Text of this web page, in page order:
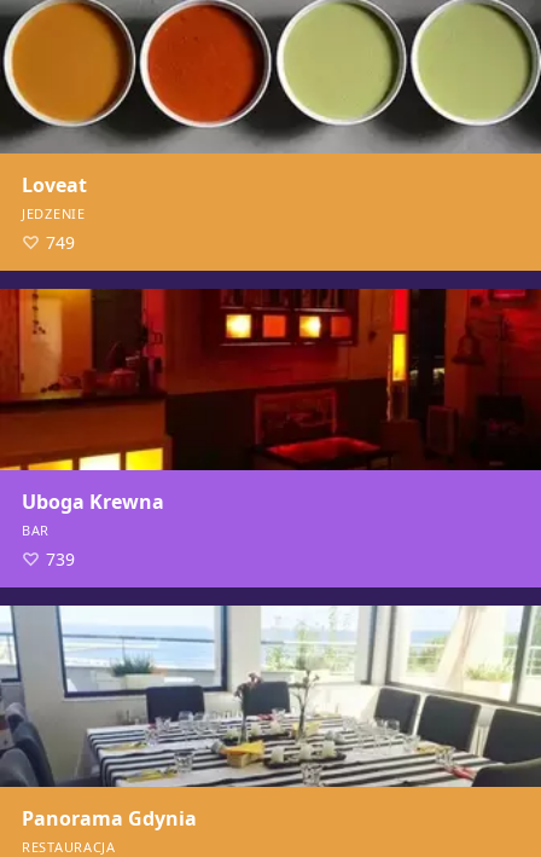
Loveat
JEDZENIE
749
Uboga Krewna
BAR
739
Panorama Gdynia
RESTAURACJA